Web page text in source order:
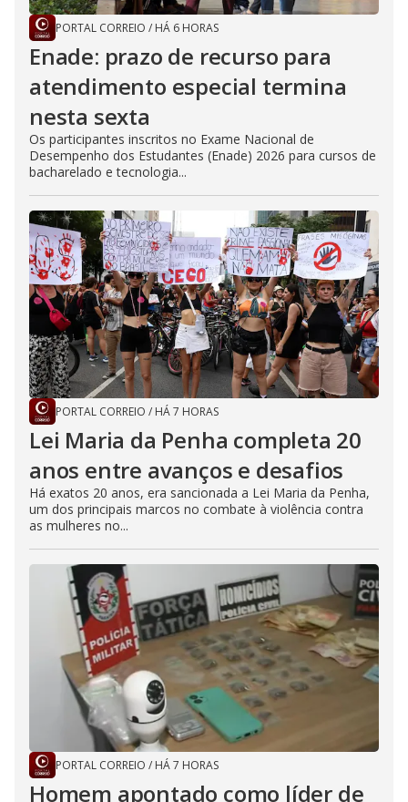
PORTAL CORREIO / HÁ 6 HORAS
Enade: prazo de recurso para
atendimento especial termina
nesta sexta
Os participantes inscritos no Exame Nacional de
Desempenho dos Estudantes (Enade) 2026 para cursos de
bacharelado e tecnologia...
PORTAL CORREIO / HÁ 7 HORAS
Lei Maria da Penha completa 20
anos entre avanços e desafios
Há exatos 20 anos, era sancionada a Lei Maria da Penha,
um dos principais marcos no combate à violência contra
as mulheres no...
PORTAL CORREIO / HÁ 7 HORAS
Homem apontado como líder de